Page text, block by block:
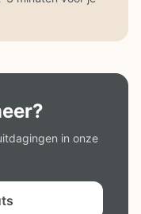
in onze